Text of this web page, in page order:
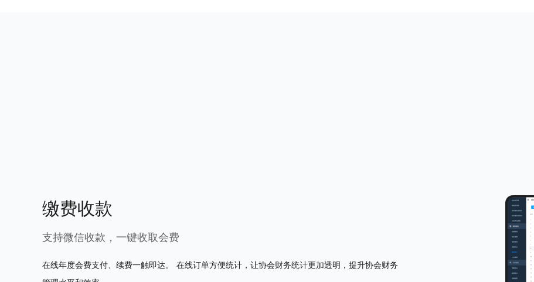
缴费收款
支持微信收款，一键收取会费
在线年度会费支付、续费一触即达。 在线订单方便统计，让协会财务统计更加透明，提升协会财务